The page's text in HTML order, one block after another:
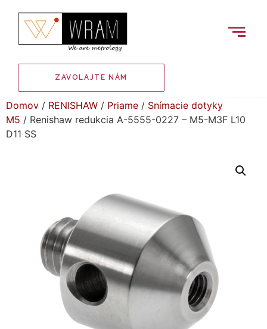
ZAVOLAJTE NÁM
Domov / RENISHAW / Priame / Snímacie dotyky
M5 / Renishaw redukcia A-5555-0227 – M5-M3F L10
D11 SS